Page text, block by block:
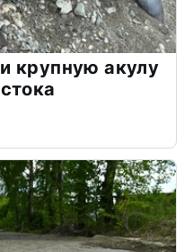
крупную акулу